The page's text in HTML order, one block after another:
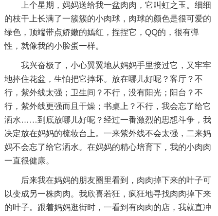
上个星期，妈妈送给我一盆肉肉，它叫虹之玉。细细
的枝干上长满了一簇簇的小肉球，肉球的颜色是很可爱的
绿色，顶端带点娇嫩的嫣红，捏捏它，QQ的，很有弹
性，就像我的小脸蛋一样。
我兴奋极了，小心翼翼地从妈妈手里接过它，又牢牢
地捧住花盆，生怕把它摔坏。放在哪儿好呢？客厅？不
行，紫外线太强；卫生间？不行，没有阳光；阳台？不
行，紫外线更强而且干燥；书桌上？不行，我会忘了给它
洒水……到底放哪儿好呢？经过一番激烈的思想斗争，我
决定放在妈妈的梳妆台上。一来紫外线不会太强，二来妈
妈不会忘了给它洒水。在妈妈的精心培育下，我的小肉肉
一直很健康。
后来我在妈妈的朋友圈里看到，肉肉掉下来的叶子可
以变成另一株肉肉。我欣喜若狂，疯狂地寻找肉肉掉下来
的叶子。跟着妈妈逛街时，一看到有肉肉的店，我就直冲